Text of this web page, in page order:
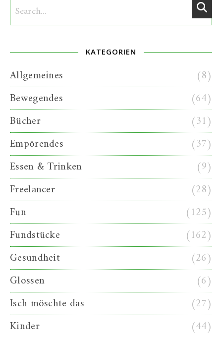
KATEGORIEN
Allgemeines
(8)
Bewegendes
(64)
Bücher
(31)
Empörendes
(37)
Essen & Trinken
(9)
Freelancer
(28)
Fun
(125)
Fundstücke
(162)
Gesundheit
(26)
Glossen
(6)
Isch möschte das
(27)
Kinder
(44)